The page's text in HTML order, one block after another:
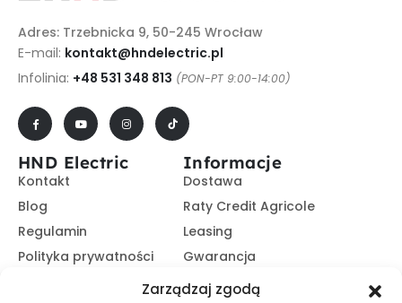
Zarządzaj zgodą
Adres: Trzebnicka 9, 50-245 Wrocław
E-mail: kontakt@hndelectric.pl
Infolinia: +48 531 348 813 (PON-PT 9:00-14:00)
HND Electric
Kontakt
Blog
Regulamin
Polityka prywatności
Informacje
Dostawa
Raty Credit Agricole
Leasing
Gwarancja
14 dni na zwrot